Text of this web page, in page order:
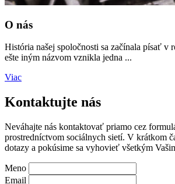
O nás
História našej spoločnosti sa začínala písať v
ešte iným názvom vznikla jedna ...
Viac
Kontaktujte nás
Neváhajte nás kontaktovať priamo cez
prostredníctvom sociálnych sietí. V krátkom
dotazy a pokúsime sa vyhovieť všetkým
Meno
Email